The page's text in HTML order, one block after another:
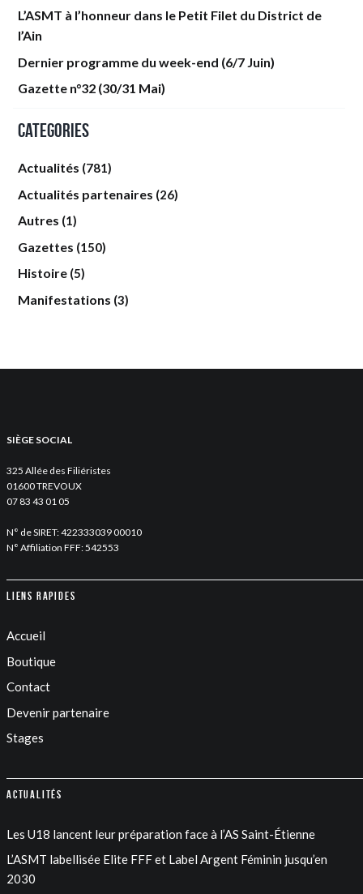
L’ASMT à l’honneur dans le Petit Filet du District de
l’Ain
Dernier programme du week-end (6/7 Juin)
Gazette n°32 (30/31 Mai)
Categories
Actualités (781)
Actualités partenaires (26)
Autres (1)
Gazettes (150)
Histoire (5)
Manifestations (3)
SIÈGE SOCIAL
325 Allée des Filiéristes
01600 TREVOUX
07 83 43 01 05
N° de SIRET: 422333039 00010
N° Affiliation FFF: 542553
Liens rapides
Accueil
Boutique
Contact
Devenir partenaire
Stages
Actualités
Les U18 lancent leur préparation face à l’AS Saint-Étienne
L’ASMT labellisée Elite FFF et Label Argent Féminin jusqu’en
2030